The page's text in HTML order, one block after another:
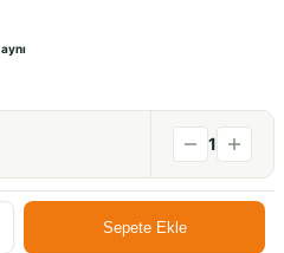
aynı
1
Sepete Ekle